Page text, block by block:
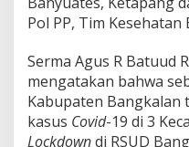
Pol PP, Tim Kesehatan
Serma Agus R Batuud
mengatakan bahwa
Kabupaten
kasus Covid-19 di 3
Lockdowndi RSUD